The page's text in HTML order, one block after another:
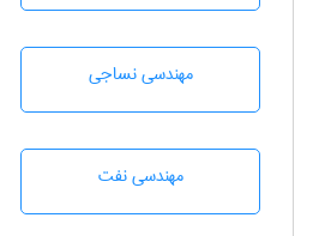
مهندسي نساجی
مهندسی نفت